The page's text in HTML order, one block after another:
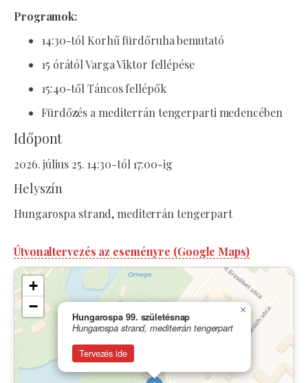
Programok:
14:30-tól Korhű fürdőruha bemutató
15 órától Varga Viktor fellépése
15:40-től Táncos fellépők
Fürdőzés a mediterrán tengerparti medencében
Időpont
2026. július 25. 14:30-tól 17:00-ig
Helyszín
Hungarospa strand, mediterrán tengerpart
Útvonaltervezés az eseményre (Google Maps)
Hungarospa 99. születésnap
Hungarospa strand, mediterrán tengerpart
Tervezés ide
×
+
−